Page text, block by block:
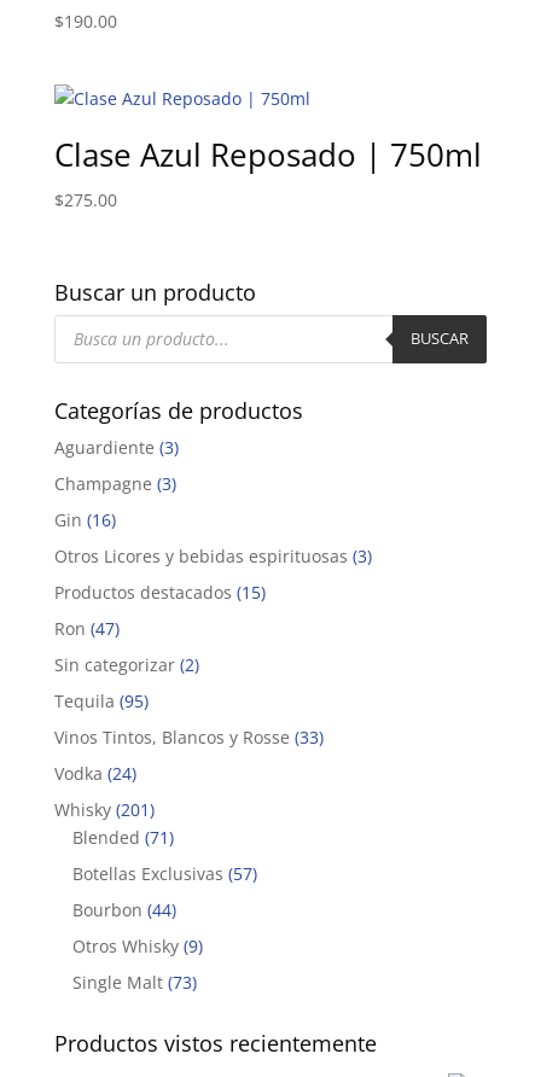
$190.00
Clase Azul Reposado | 750ml
$275.00
Buscar un producto
Búsqueda
BUSCAR
Categorías de productos
Aguardiente (3)
Champagne (3)
Gin (16)
Otros Licores y bebidas espirituosas (3)
Productos destacados (15)
Ron (47)
Sin categorizar (2)
Tequila (95)
Vinos Tintos, Blancos y Rosse (33)
Vodka (24)
Whisky (201)
Blended (71)
Botellas Exclusivas (57)
Bourbon (44)
Otros Whisky (9)
Single Malt (73)
Productos vistos recientemente